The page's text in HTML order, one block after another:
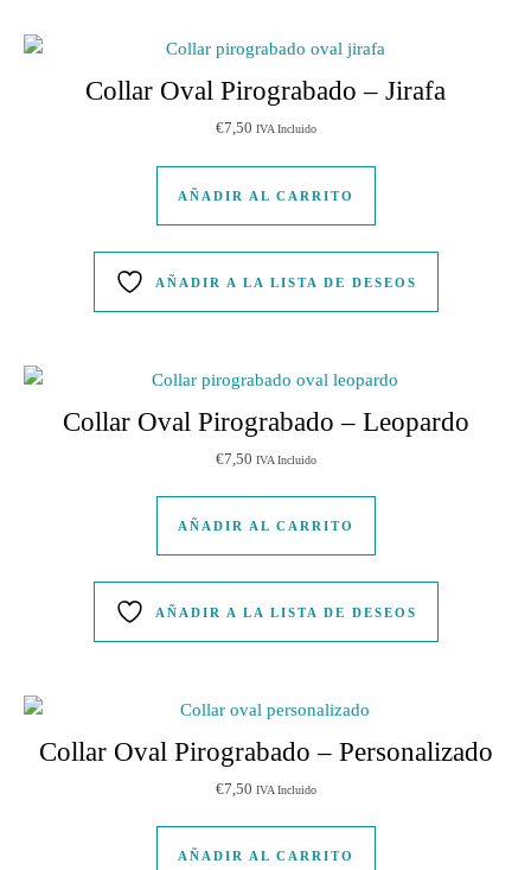
Collar Oval Pirograbado – Jirafa
€7,50 IVA Incluido
AÑADIR AL CARRITO
AÑADIR A LA LISTA DE DESEOS
Collar Oval Pirograbado – Leopardo
€7,50 IVA Incluido
AÑADIR AL CARRITO
AÑADIR A LA LISTA DE DESEOS
Collar Oval Pirograbado – Personalizado
€7,50 IVA Incluido
AÑADIR AL CARRITO